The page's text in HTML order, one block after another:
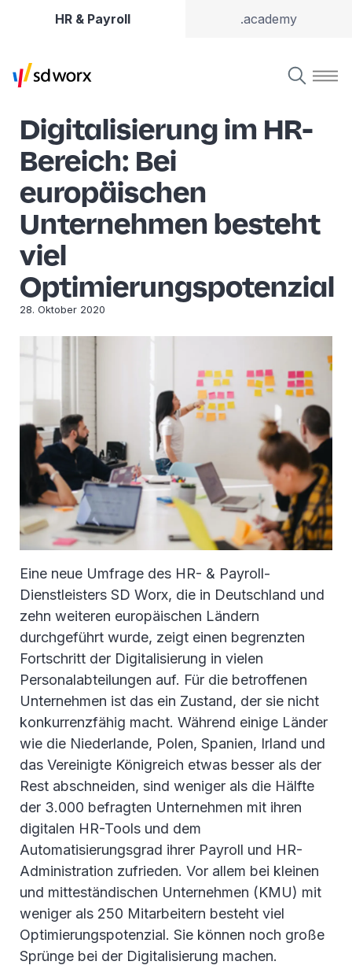
HR & Payroll .academy
Digitalisierung im HR-
Bereich: Bei
europäischen
Unternehmen besteht
viel
Optimierungspotenzial
28. Oktober 2020
Eine neue Umfrage des HR- & Payroll-
Dienstleisters SD Worx, die in Deutschland und
zehn weiteren europäischen Ländern
durchgeführt wurde, zeigt einen begrenzten
Fortschritt der Digitalisierung in vielen
Personalabteilungen auf. Für die betroffenen
Unternehmen ist das ein Zustand, der sie nicht
konkurrenzfähig macht. Während einige Länder
wie die Niederlande, Polen, Spanien, Irland und
das Vereinigte Königreich etwas besser als der
Rest abschneiden, sind weniger als die Hälfte
der 3.000 befragten Unternehmen mit ihren
digitalen HR-Tools und dem
Automatisierungsgrad ihrer Payroll und HR-
Administration zufrieden. Vor allem bei kleinen
und mitteständischen Unternehmen (KMU) mit
weniger als 250 Mitarbeitern besteht viel
Optimierungspotenzial. Sie können noch große
Sprünge bei der Digitalisierung machen.